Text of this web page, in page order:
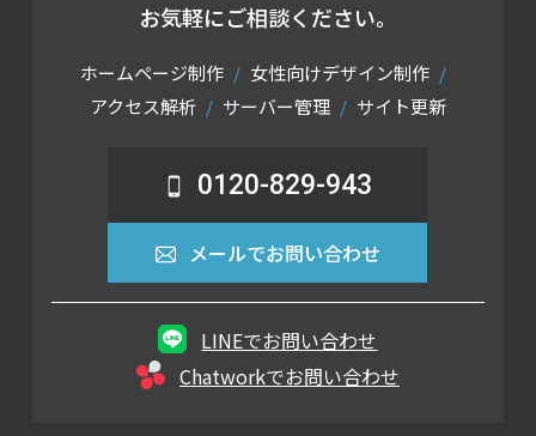
お気軽にご相談ください。
ホームページ制作
女性向けデザイン制作
アクセス解析
サーバー管理 サイト更新
0120-829-943
メールでお問い合わせ
LINEでお問い合わせ
Chatworkでお問い合わせ